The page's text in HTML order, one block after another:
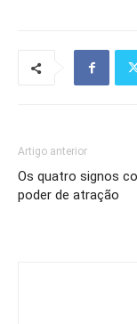
Artigo anterior
Os quatro signos
poder de atração